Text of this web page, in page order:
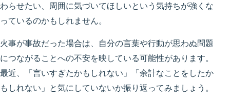
わらせたい、周囲に気づいてほしいという気持ちが強くな
っているのかもしれません。
火事が事故だった場合は、自分の言葉や行動が思わぬ問題
につながることへの不安を映している可能性があります。
最近、「言いすぎたかもしれない」「余計なことをしたか
もしれない」と気にしていないか振り返ってみましょう。